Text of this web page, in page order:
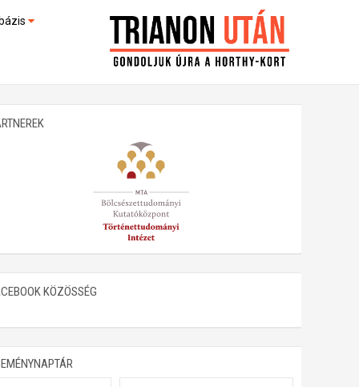
(feltöltés alatt)
KÖZÖSSÉG